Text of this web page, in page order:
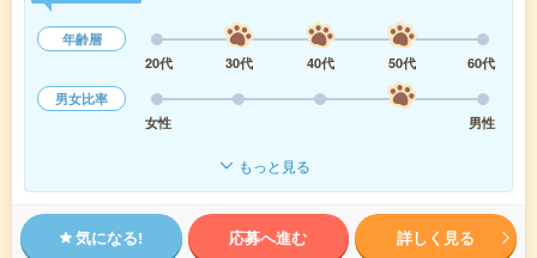
年齢層
20代
30代 40代 50代
60代
男女比率
女性
男性
もっと見る
気になる! 応募へ進む 詳しく見る